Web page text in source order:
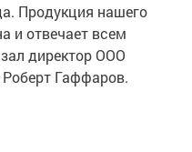
Продукция нашего
и отвечает всем
директор ООО
Гаффаров.